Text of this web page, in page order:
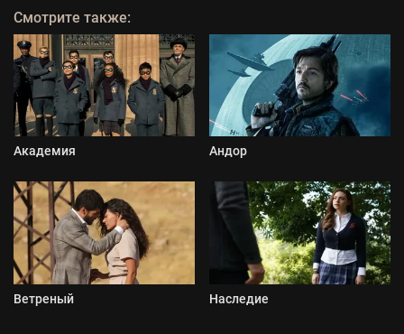
Смотрите также:
Академия Андор
Ветреный Наследие